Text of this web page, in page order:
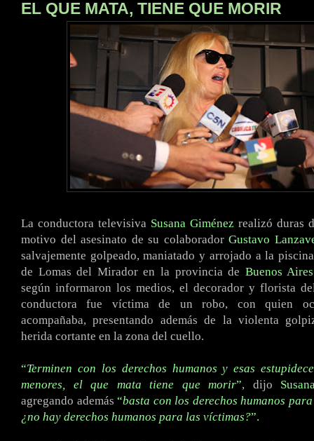
EL QUE MATA, TIENE QUE MORIR
La conductora televisiva Susana Giménez realizó duras
motivo del asesinato de su colaborador Gustavo
salvajemente golpeado, maniatado y arrojado a la
de Lomas del Mirador en la provincia de Buenos Aires
según informaron los medios, el decorador y florista
conductora fue víctima de un robo, con quien
acompañaba, presentando además de la violenta
herida cortante en la zona del cuello.
“Terminen con los derechos humanos y esas
menores, el que mata tiene que morir”, dijo
agregando además “basta con los derechos humanos
¿no hay derechos humanos para las víctimas?”.